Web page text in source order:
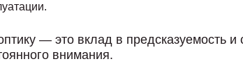
— это вклад в предсказуемость
внимания.